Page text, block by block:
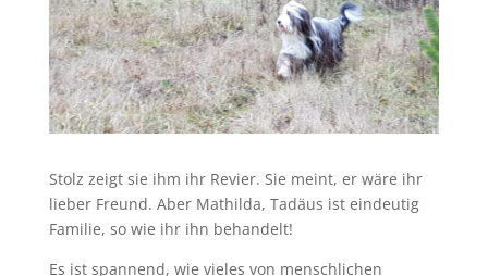
Stolz zeigt sie ihm ihr Revier. Sie meint, er wäre ihr
lieber Freund. Aber Mathilda, Tadäus ist eindeutig
Familie, so wie ihr ihn behandelt!
Es ist spannend, wie vieles von menschlichen